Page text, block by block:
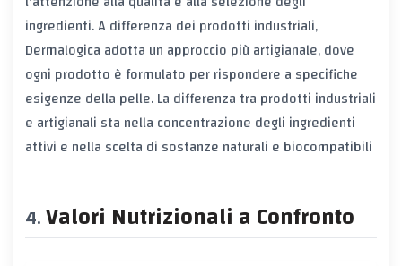
ingredienti. A differenza dei prodotti industriali,
Dermalogica adotta un approccio più artigianale, dove
ogni prodotto è formulato per rispondere a specifiche
esigenze della pelle. La differenza tra prodotti industriali
e artigianali sta nella concentrazione degli ingredienti
attivi e nella scelta di sostanze naturali e biocompatibili
Valori Nutrizionali a Confronto